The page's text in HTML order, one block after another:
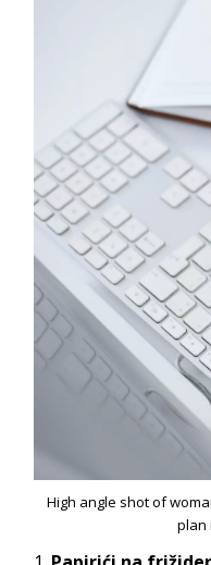
High angle shot of
plan